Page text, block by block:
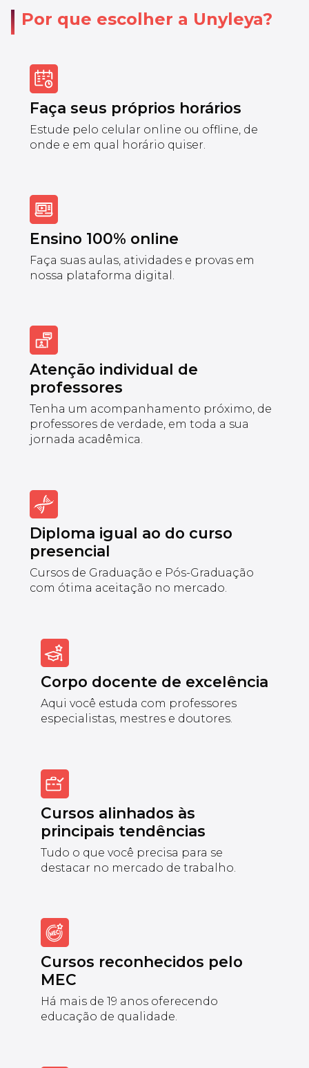
Por que escolher a Unyleya?
Faça seus próprios horários
Estude pelo celular online ou offline, de
onde e em qual horário quiser.
Ensino 100% online
Faça suas aulas, atividades e provas em
nossa plataforma digital.
Atenção individual de
professores
Tenha um acompanhamento próximo, de
professores de verdade, em toda a sua
jornada acadêmica.
Diploma igual ao do curso
presencial
Cursos de Graduação e Pós-Graduação
com ótima aceitação no mercado.
Corpo docente de excelência
Aqui você estuda com professores
especialistas, mestres e doutores.
Cursos alinhados às
principais tendências
Tudo o que você precisa para se
destacar no mercado de trabalho.
Cursos reconhecidos pelo
MEC
Há mais de 19 anos oferecendo
educação de qualidade.